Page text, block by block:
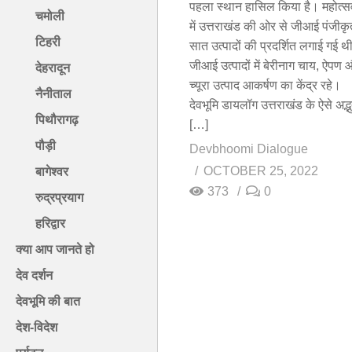
चमोली
टिहरी
देहरादून
नैनीताल
पिथौरागढ़
पौड़ी
बागेश्वर
रुद्रप्रयाग
हरिद्वार
क्या आप जानते हो
देव दर्शन
देवभूमि की बात
देश-विदेश
पहला स्थान हासिल किया है।
में उत्तराखंड की ओर से जीआई
सात उत्पादों की प्रदर्शित लगाई गई
जीआई उत्पादों में बेरीनाग चाय, ऐपण
च्यूरा उत्पाद आकर्षण का केंद्र रहे।
देवभूमि डायलॉग उत्तराखंड के ऐसे
[…]
Devbhoomi Dialogue
OCTOBER 25, 2022
373
0